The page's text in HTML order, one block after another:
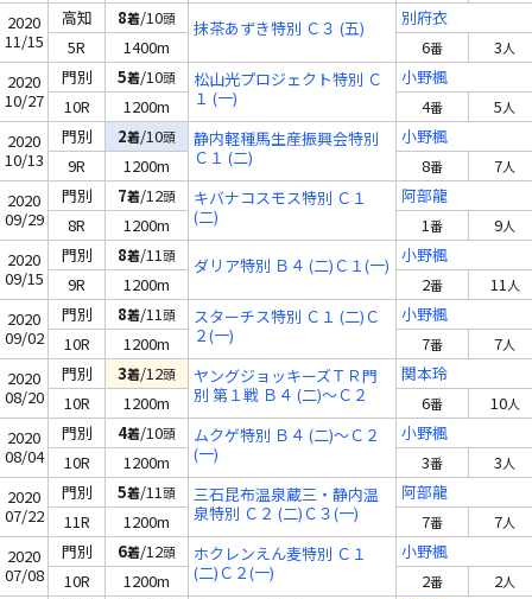
2020
11/15
高知 8着/10頭 抹茶あずき特別 Ｃ３ (五)
別府衣
5R
1400m 6番 3人
2020
10/27
門別 5着/10頭
松山光プロジェクト特別 Ｃ
１ (一)
小野楓
10R
1200m 4番 5人
2020
10/13
門別 2着/10頭
静内軽種馬生産振興会特別
Ｃ１ (二)
小野楓
9R
1200m 8番 7人
2020
09/29
門別 7着/12頭
キバナコスモス特別 Ｃ１
(二)
阿部龍
8R
1200m 1番 9人
2020
09/15
門別 8着/11頭 ダリア特別 Ｂ４ (二)Ｃ１(一) 小野楓
9R
1200m 2番 11人
2020
09/02
門別 8着/11頭
スターチス特別 Ｃ１ (二)Ｃ
２(一)
小野楓
10R
1200m 7番 7人
2020
08/20
門別 3着/12頭
ヤングジョッキーズＴＲ門
別 第１戦 Ｂ４ (二)～Ｃ２
(一)
関本玲
10R
1200m 6番 10人
2020
08/04
門別 4着/10頭
ムクゲ特別 Ｂ４ (二)～Ｃ２
(一)
小野楓
10R
1200m 3番 3人
2020
07/22
門別 5着/11頭
三石昆布温泉蔵三・静内温
泉特別 Ｃ２ (二)Ｃ３(一)
阿部龍
11R
1200m 7番 7人
2020
07/08
門別 6着/12頭
ホクレンえん麦特別 Ｃ１
(二)Ｃ２(一)
小野楓
10R
1200m 2番 2人